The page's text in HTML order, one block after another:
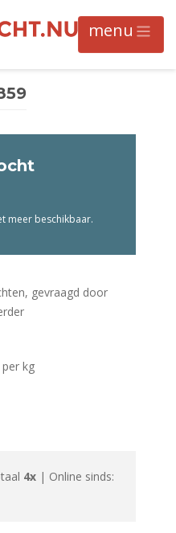
gevraagd door
kg
4x | Online sinds:
meer beschikbaar.